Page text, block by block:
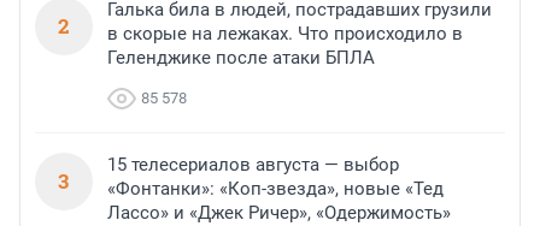
2
Галька била в людей, пострадавших грузили
в скорые на лежаках. Что происходило в
Геленджике после атаки БПЛА
85 578
3
15 телесериалов августа — выбор
«Фонтанки»: «Коп-звезда», новые «Тед
Лассо» и «Джек Ричер», «Одержимость»